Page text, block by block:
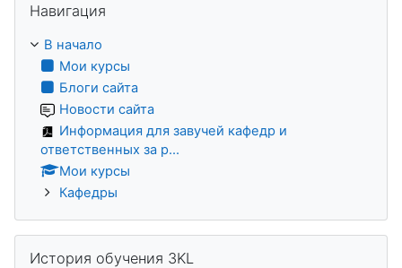
Навигация
В начало
Мои курсы
Блоги сайта
Новости сайта
Информация для завучей кафедр и
ответственных за р...
Мои курсы
Кафедры
История обучения 3KL